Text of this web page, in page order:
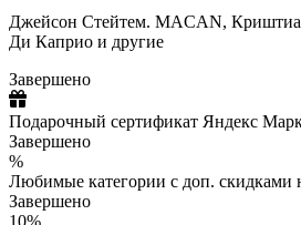
Джейсон Стейтем. MACAN,
Ди Каприо и другие
Завершено
Подарочный сертификат Яндекс
Завершено
%
Любимые категории с доп. скидками
Завершено
10%